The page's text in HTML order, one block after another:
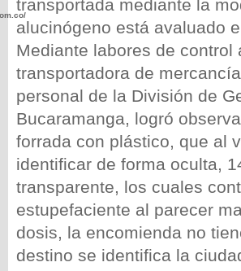
transportada mediante la
alucinógeno está avaluado
Mediante labores de control
transportadora de
personal de la División de
Bucaramanga, logró
forrada con plástico, que al
identificar de forma oculta,
transparente, los cuales
estupefaciente al parecer
dosis, la encomienda no
destino se identifica la
wp-
wp-
wp-